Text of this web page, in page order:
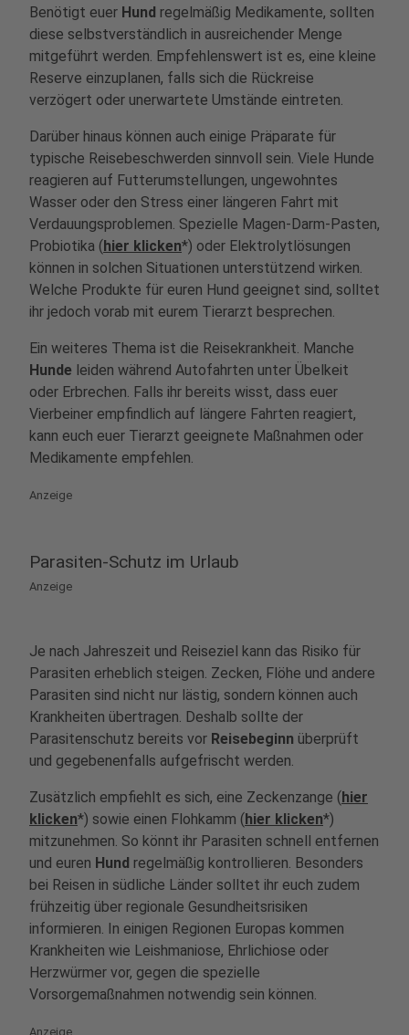
Benötigt euer Hund regelmäßig Medikamente, sollten
diese selbstverständlich in ausreichender Menge
mitgeführt werden. Empfehlenswert ist es, eine kleine
Reserve einzuplanen, falls sich die Rückreise
verzögert oder unerwartete Umstände eintreten.
Darüber hinaus können auch einige Präparate für
typische Reisebeschwerden sinnvoll sein. Viele Hunde
reagieren auf Futterumstellungen, ungewohntes
Wasser oder den Stress einer längeren Fahrt mit
Verdauungsproblemen. Spezielle Magen-Darm-Pasten,
Probiotika (hier klicken*) oder Elektrolytlösungen
können in solchen Situationen unterstützend wirken.
Welche Produkte für euren Hund geeignet sind, solltet
ihr jedoch vorab mit eurem Tierarzt besprechen.
Ein weiteres Thema ist die Reisekrankheit. Manche
Hunde leiden während Autofahrten unter Übelkeit
oder Erbrechen. Falls ihr bereits wisst, dass euer
Vierbeiner empfindlich auf längere Fahrten reagiert,
kann euch euer Tierarzt geeignete Maßnahmen oder
Medikamente empfehlen.
Anzeige
Parasiten-Schutz im Urlaub
Anzeige
Je nach Jahreszeit und Reiseziel kann das Risiko für
Parasiten erheblich steigen. Zecken, Flöhe und andere
Parasiten sind nicht nur lästig, sondern können auch
Krankheiten übertragen. Deshalb sollte der
Parasitenschutz bereits vor Reisebeginn überprüft
und gegebenenfalls aufgefrischt werden.
Zusätzlich empfiehlt es sich, eine Zeckenzange (hier
klicken*) sowie einen Flohkamm (hier klicken*)
mitzunehmen. So könnt ihr Parasiten schnell entfernen
und euren Hund regelmäßig kontrollieren. Besonders
bei Reisen in südliche Länder solltet ihr euch zudem
frühzeitig über regionale Gesundheitsrisiken
informieren. In einigen Regionen Europas kommen
Krankheiten wie Leishmaniose, Ehrlichiose oder
Herzwürmer vor, gegen die spezielle
Vorsorgemaßnahmen notwendig sein können.
Anzeige